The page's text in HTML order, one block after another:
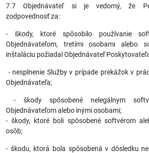
7.7 Objednávateľ si je vedomý, že
zodpovednosť za:
- škody, ktoré spôsobilo používanie
Objednávateľom, tretími osobami alebo
inštaláciu požiadal Objednávateľ
- nesplnenie Služby v prípade prekážok v
Objednávateľa;
- škody spôsobené nelegálnym
Objednávateľom alebo inými osobami;
- škody, ktoré boli spôsobené softvérom
osôb;
- škodu, ktorá bola spôsobená v dôsledku